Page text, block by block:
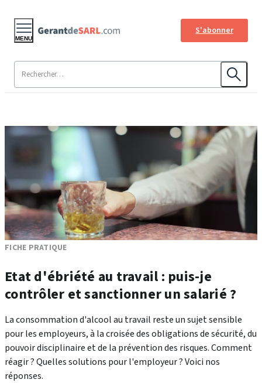
S'abonner
MENU
FICHE PRATIQUE
Etat d'ébriété au travail : puis-je
contrôler et sanctionner un salarié ?
La consommation d'alcool au travail reste un sujet sensible
pour les employeurs, à la croisée des obligations de sécurité, du
pouvoir disciplinaire et de la prévention des risques. Comment
réagir ? Quelles solutions pour l'employeur ? Voici nos
réponses.